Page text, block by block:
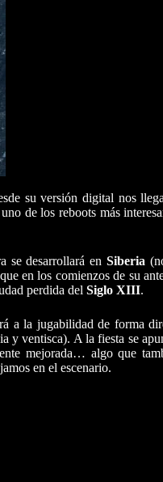
su versión digital nos
de los reboots más
se desarrollará enSiberia
en los comienzos de su
perdida del Siglo XIII.
a la jugabilidad de forma
y ventisca). A la fiesta se
mejorada… algo que
en el escenario.